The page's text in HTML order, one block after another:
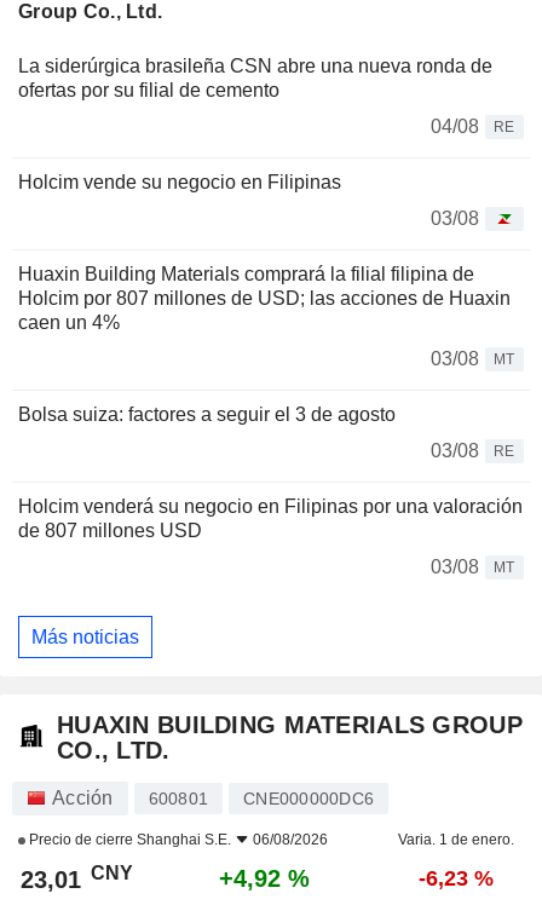
Group Co., Ltd.
La siderúrgica brasileña CSN abre una nueva ronda de
ofertas por su filial de cemento
04/08
RE
Holcim vende su negocio en Filipinas
03/08
Huaxin Building Materials comprará la filial filipina de
Holcim por 807 millones de USD; las acciones de Huaxin
caen un 4%
03/08
MT
Bolsa suiza: factores a seguir el 3 de agosto
03/08
RE
Holcim venderá su negocio en Filipinas por una valoración
de 807 millones USD
03/08
MT
Más noticias
HUAXIN BUILDING MATERIALS GROUP
CO., LTD.
Acción 600801 CNE000000DC6
Precio de cierre Shanghai S.E. 06/08/2026 Varia. 1 de enero.
23,01 CNY +4,92 % -6,23 %